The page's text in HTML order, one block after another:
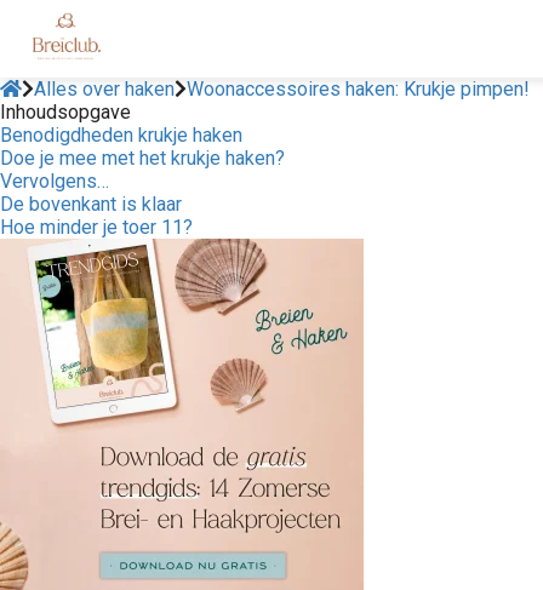
Alles over haken Woonaccessoires haken: Krukje pimpen!
Inhoudsopgave
Benodigdheden krukje haken
Doe je mee met het krukje haken?
Vervolgens…
De bovenkant is klaar
Hoe minder je toer 11?